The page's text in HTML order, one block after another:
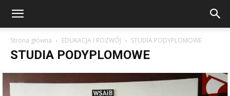
Strona główna EDUKACJA I ROZWÓJ STUDIA PODYPLOMOWE
STUDIA PODYPLOMOWE